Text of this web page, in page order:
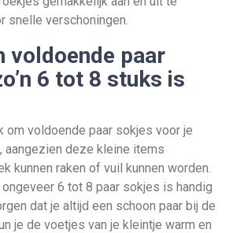
snelle verschoningen.
voldoende paar
6 tot 8 stuks is
om voldoende paar sokjes voor je
aangezien deze kleine items
kunnen raken of vuil kunnen worden.
ongeveer 6 tot 8 paar sokjes is handig
dat je altijd een schoon paar bij de
je de voetjes van je kleintje warm en